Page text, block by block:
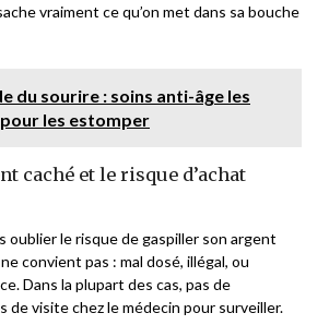
vraiment ce qu’on met dans sa bouche
du sourire : soins anti-âge les
les estomper
caché et le risque d’achat
oublier le risque de gaspiller son argent
convient pas : mal dosé, illégal, ou
Dans la plupart des cas, pas de
de visite chez le médecin pour surveiller.